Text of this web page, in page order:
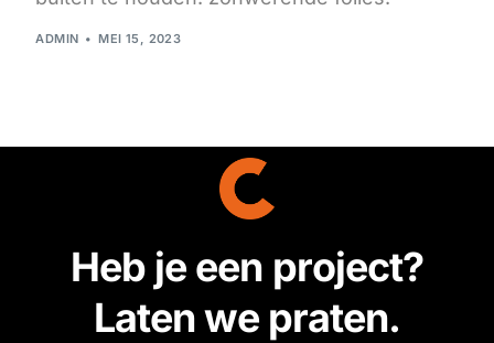
ADMIN MEI 15, 2023
Heb je een project?
Latenwe praten.